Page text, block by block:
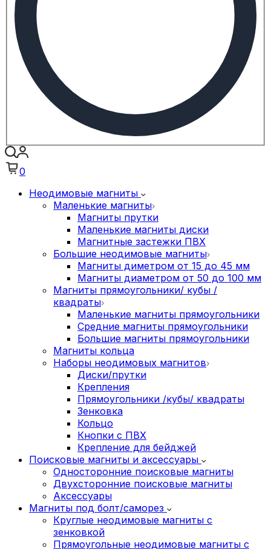
0
Неодимовые магниты
Маленькие магниты
Магниты прутки
Маленькие магниты диски
Магнитные застежки ПВХ
Большие неодимовые магниты
Магниты диметром от 15 до 45 мм
Магниты диаметром от 50 до 100 мм
Магниты прямоугольники/ кубы /
квадраты
Маленькие магниты прямоугольники
Средние магниты прямоугольники
Большие магниты прямоугольники
Магниты кольца
Наборы неодимовых магнитов
Диски/прутки
Крепления
Прямоугольники /кубы/ квадраты
Зенковка
Кольцо
Кнопки с ПВХ
Крепление для бейджей
Поисковые магниты и аксессуары
Односторонние поисковые магниты
Двухсторонние поисковые магниты
Аксессуары
Магниты под болт/саморез
Круглые неодимовые магниты с
зенковкой
Прямоугольные неодимовые магниты с